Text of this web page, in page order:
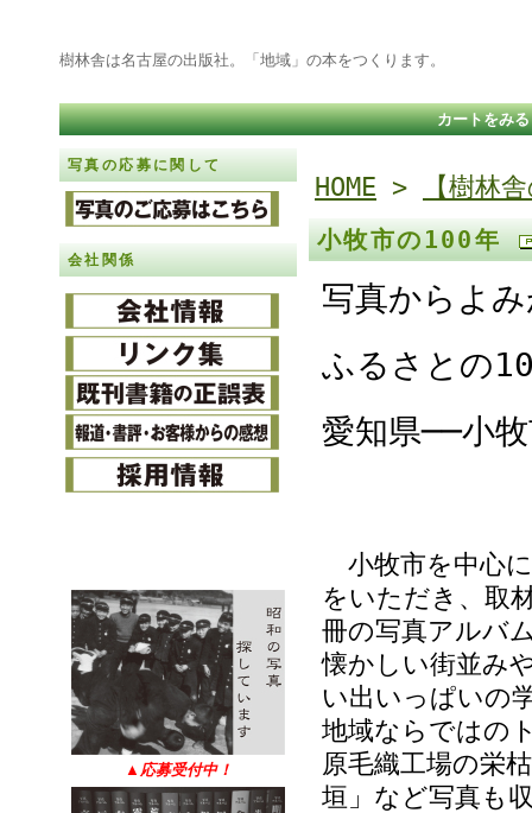
樹林舎は名古屋の出版社。「地域」の本をつくります。
カートをみる
写真の応募に関して
会社関係
▲ 応募受付中！
HOME > 【樹林
小牧市の100年
写真からよ
ふるさとの
愛知県──小
小牧市を中心
をいただき、取
冊の写真アルバ
懐かしい街並み
い出いっぱいの
地域ならではの
原毛織工場の栄
垣」など写真も